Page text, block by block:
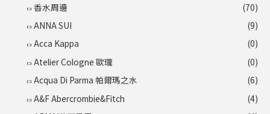
香水周邊
(70)
ANNA SUI
(9)
Acca Kappa
(0)
Atelier Cologne 歐瓏
(0)
Acqua Di Parma 帕爾瑪之水
(6)
A&F Abercrombie&Fitch
(4)